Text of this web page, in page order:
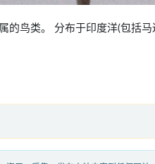
的鸟类。 分布于印度洋(包括马